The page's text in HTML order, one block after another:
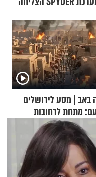
| מסע לירושלים
מתחת לרחובות